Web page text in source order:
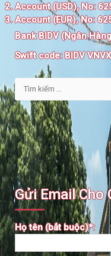
Account (USD), No:
Account (EUR), No:
Bank BIDV (Ngân
Swift code:BIDV
Tìm
kiếm
cho:
Gửi Email Cho
Họ tên (bắt buộc)*: